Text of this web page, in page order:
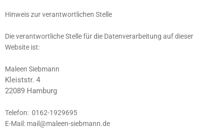
Hinweis zur verantwortlichen Stelle
Die verantwortliche Stelle für die Datenverarbeitung auf dieser
Website ist:
Maleen Siebmann
Kleiststr. 4
22089 Hamburg
Telefon: 0162-1929695
E-Mail: mail@maleen-siebmann.de